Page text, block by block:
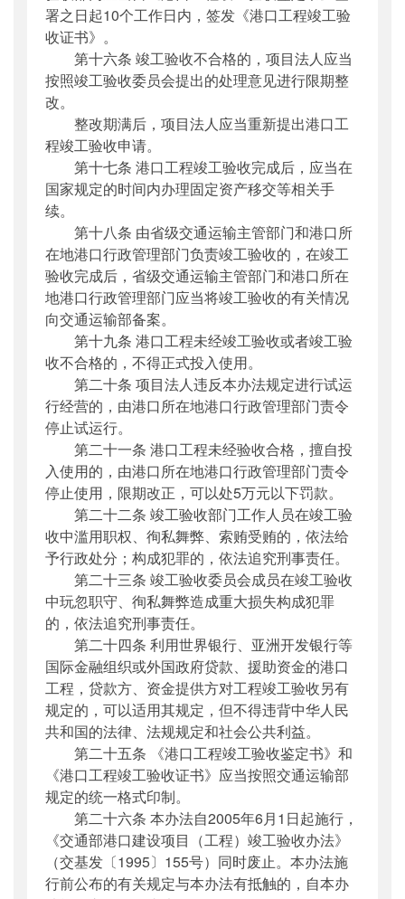
署之日起10个工作日内，签发《港口工程竣工验
收证书》。
第十六条 竣工验收不合格的，项目法人应当
按照竣工验收委员会提出的处理意见进行限期整
改。
整改期满后，项目法人应当重新提出港口工
程竣工验收申请。
第十七条 港口工程竣工验收完成后，应当在
国家规定的时间内办理固定资产移交等相关手
续。
第十八条 由省级交通运输主管部门和港口所
在地港口行政管理部门负责竣工验收的，在竣工
验收完成后，省级交通运输主管部门和港口所在
地港口行政管理部门应当将竣工验收的有关情况
向交通运输部备案。
第十九条 港口工程未经竣工验收或者竣工验
收不合格的，不得正式投入使用。
第二十条 项目法人违反本办法规定进行试运
行经营的，由港口所在地港口行政管理部门责令
停止试运行。
第二十一条 港口工程未经验收合格，擅自投
入使用的，由港口所在地港口行政管理部门责令
停止使用，限期改正，可以处5万元以下罚款。
第二十二条 竣工验收部门工作人员在竣工验
收中滥用职权、徇私舞弊、索贿受贿的，依法给
予行政处分；构成犯罪的，依法追究刑事责任。
第二十三条 竣工验收委员会成员在竣工验收
中玩忽职守、徇私舞弊造成重大损失构成犯罪
的，依法追究刑事责任。
第二十四条 利用世界银行、亚洲开发银行等
国际金融组织或外国政府贷款、援助资金的港口
工程，贷款方、资金提供方对工程竣工验收另有
规定的，可以适用其规定，但不得违背中华人民
共和国的法律、法规规定和社会公共利益。
第二十五条 《港口工程竣工验收鉴定书》和
《港口工程竣工验收证书》应当按照交通运输部
规定的统一格式印制。
第二十六条 本办法自2005年6月1日起施行，
《交通部港口建设项目（工程）竣工验收办法》
（交基发〔1995〕155号）同时废止。本办法施
行前公布的有关规定与本办法有抵触的，自本办